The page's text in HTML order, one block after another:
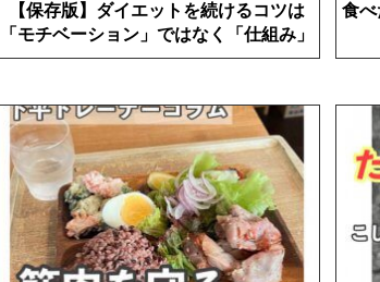
【保存版】ダイエットを続けるコツは
「モチベーション」ではなく「仕組み」
食べ